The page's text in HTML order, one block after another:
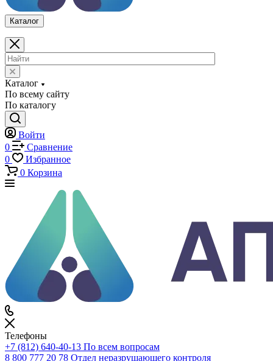
Каталог
Каталог
По всему сайту
По каталогу
Войти
0
Сравнение
Избранное
Корзина